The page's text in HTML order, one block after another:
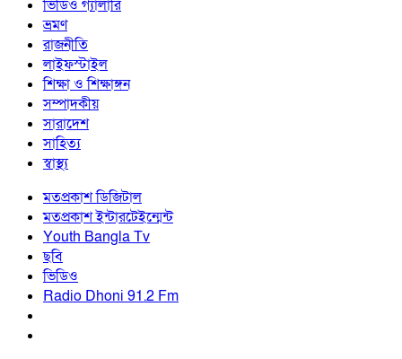
ভিডিও গ্যালারি
ভ্রমণ
রাজনীতি
লাইফস্টাইল
শিক্ষা ও শিক্ষাঙ্গন
সম্পাদকীয়
সারাদেশ
সাহিত্য
স্বাস্থ্য
মতপ্রকাশ ডিজিটাল
মতপ্রকাশ ইন্টারটেইন্মেন্ট
Youth Bangla Tv
ছবি
ভিডিও
Radio Dhoni 91.2 Fm